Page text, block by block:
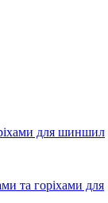
для шиншил
та горіхами для